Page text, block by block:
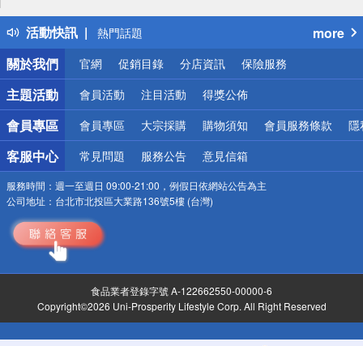
活動快訊
得獎公告
熱門話題
銀行優惠
偏遠地區配送
詐騙網頁！請小心！
more
關於我們
官網 促銷目錄 分店資訊 保險服務
主題活動 會員活動 注目活動 得獎公佈
會員專區 會員專區 大宗採購 購物須知 會員服務條款 隱
客服中心 常見問題 服務公告 意見信箱
服務時間： 週一至週日 09:00-21:00，例假日依網站公告為主
公司地址： 台北市北投區大業路136號5樓 (台灣)
食品業者登錄字號 A-122662550-00000-6
Copyright©2026 Uni-Prosperity Lifestyle Corp. All Right Reserved